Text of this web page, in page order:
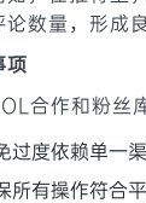
数量，形成
项
合作和粉丝
过度依赖单一
所有操作符合